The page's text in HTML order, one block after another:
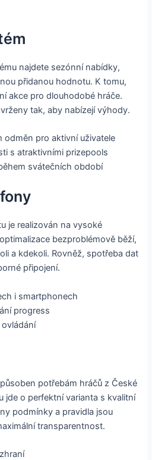
najdete sezónní nabídky,
přidanou hodnotu. K tomu,
akce pro dlouhodobé hráče.
tak, aby nabízejí výhody.
odměn pro aktivní uživatele
s atraktivními prizepools
svátečních období
je realizován na vysoké
bezproblémově běží,
a kdekoli. Rovněž, spotřeba dat
připojení.
i smartphonech
progress
potřebám hráčů z České
jde o perfektní varianta s kvalitní
podmínky a pravidla jsou
transparentnost.